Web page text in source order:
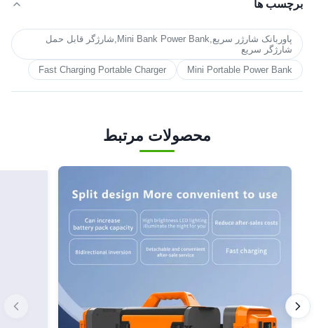
برچسب ها
پاوربانک شارژر سریع,Mini Bank Power Bank,شارژگر قابل حمل
شارژگر سریع
Mini Portable Power Bank
Fast Charging Portable Charger
محصولات مرتبط